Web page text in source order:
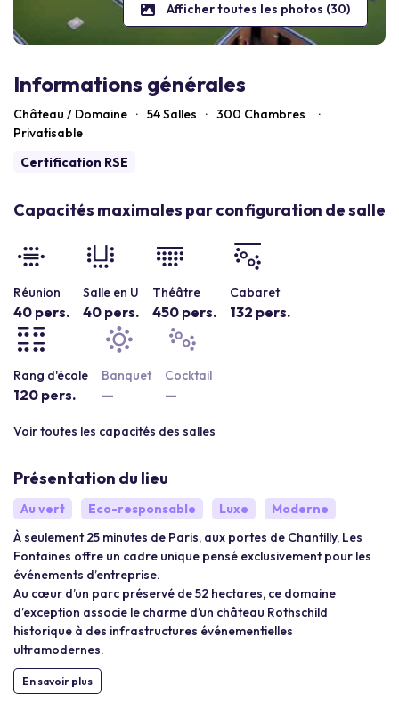
Afficher toutes les photos (30)
Informations générales
Château / Domaine · 54 Salles · 300 Chambres
·
Privatisable
Certification RSE
Capacités maximales par configuration de salle
Réunion
40 pers.
Salle en U
40 pers.
Théâtre
450 pers.
Cabaret
132 pers.
Rang d'école
120 pers.
Banquet
—
Cocktail
—
Voir toutes les capacités des salles
Présentation du lieu
Au vert Eco-responsable Luxe
Moderne
À seulement 25 minutes de Paris, aux portes de Chantilly, Les
Fontaines offre un cadre unique pensé exclusivement pour les
événements d’entreprise.
Au cœur d’un parc préservé de 52 hectares, ce domaine
d’exception associe le charme d’un château Rothschild
historique à des infrastructures événementielles
ultramodernes.
En savoir plus